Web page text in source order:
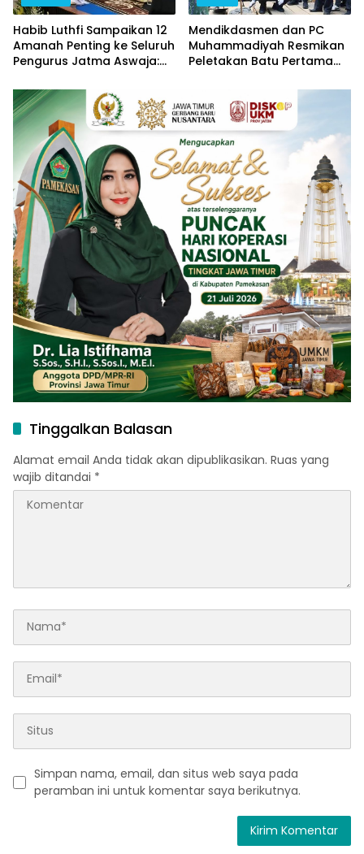
Habib Luthfi Sampaikan 12
Amanah Penting ke Seluruh
Pengurus Jatma Aswaja:
Persatuan, Jangan
Terjebak Fitnah
Mendikdasmen dan PC
Muhammadiyah Resmikan
Peletakan Batu Pertama
Mustaqim di Karang
Penang Sampang
Tinggalkan Balasan
Alamat email Anda tidak akan dipublikasikan. Ruas yang
wajib ditandai *
Simpan nama, email, dan situs web saya pada
peramban ini untuk komentar saya berikutnya.